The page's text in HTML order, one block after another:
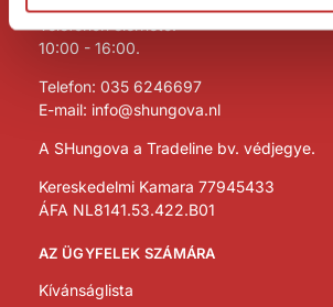
e
10:00 - 16:00.
Telefon: 035 6246697
E-mail: info@shungova.nl
A SHungova a Tradeline bv. védjegye.
Kereskedelmi Kamara 77945433
ÁFA NL8141.53.422.B01
AZ ÜGYFELEK SZÁMÁRA
Kívánságlista